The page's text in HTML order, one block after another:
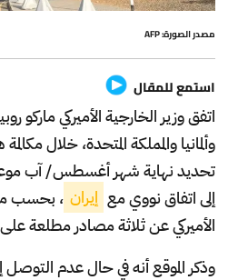
مصدر الصورة: AFP
استمع للمقال
اتفق وزير الخارجية الأميركي ماركو
وألمانيا والمملكة المتحدة، خلال
تحديد نهاية شهر أغسطس/ آب
إلى اتفاق نووي مع إيران ، بحسب
الأميركي عن ثلاثة مصادر مطلعة على
وذكر الموقع أنه في حال عدم التوصل